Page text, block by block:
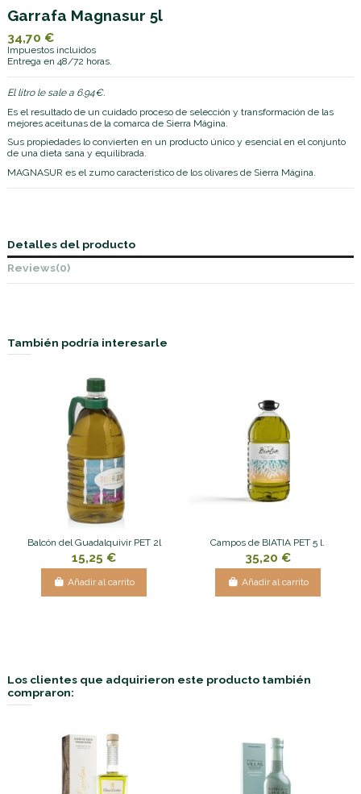
Garrafa Magnasur 5l
34,70 €
Impuestos incluidos
Entrega en 48/72 horas.
El litro le sale a 6.94€.
Es el resultado de un cuidado proceso de selección y transformación de las
mejores aceitunas de la comarca de Sierra Mágina.
Sus propiedades lo convierten en un producto único y esencial en el conjunto
de una dieta sana y equilibrada.
MAGNASUR es el zumo característico de los olivares de Sierra Mágina.
Detalles del producto
Reviews(0)
También podría interesarle
Balcón del Guadalquivir PET 2l
15,25 €
Añadir al carrito
Campos de BIATIA PET 5 l.
35,20 €
Añadir al carrito
Los clientes que adquirieron este producto también
compraron: